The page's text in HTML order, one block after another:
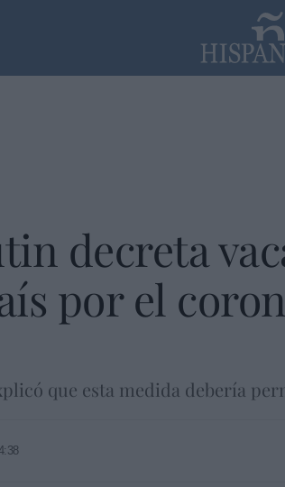
decreta
por el
que esta medida debería